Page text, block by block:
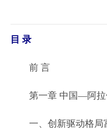
目 录
前 言
第一章 中国—阿拉
一、创新驱动格局